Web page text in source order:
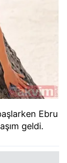
Ebru
geldi.